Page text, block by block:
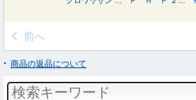
前へ
商品の返品について